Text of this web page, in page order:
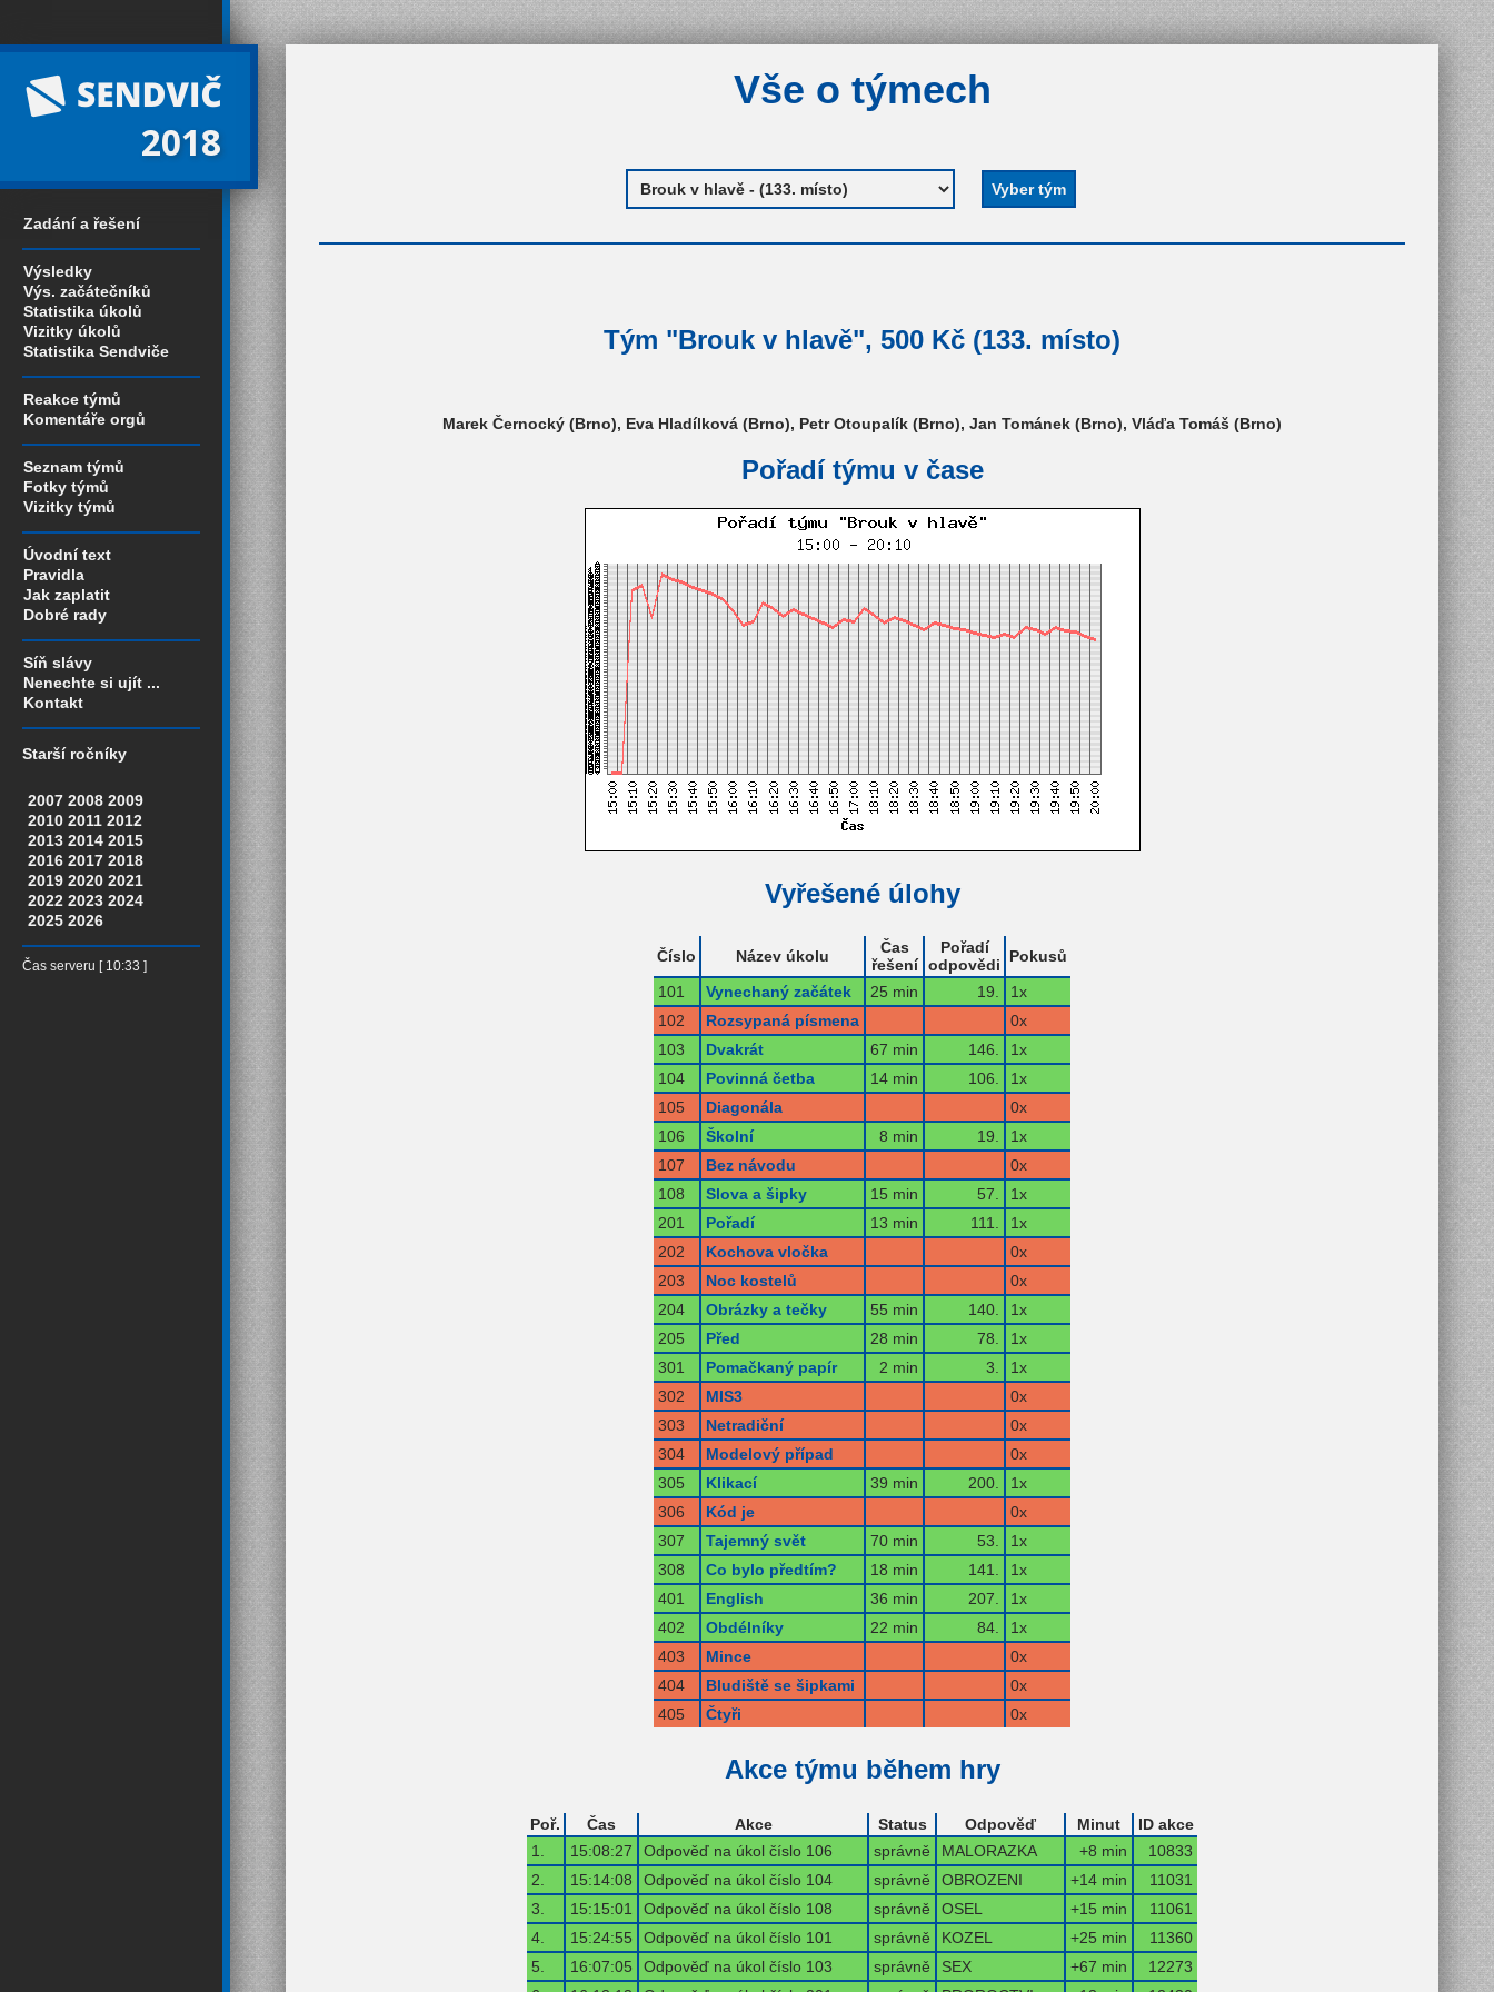
2018
Zadání a řešení
Výsledky
Výs. začátečníků
Statistika úkolů
Vizitky úkolů
Statistika Sendviče
Reakce týmů
Komentáře orgů
Seznam týmů
Fotky týmů
Vizitky týmů
Úvodní text
Pravidla
Jak zaplatit
Dobré rady
Síň slávy
Nenechte si ujít ...
Kontakt
Starší ročníky
2007 2008 2009
2010 2011 2012
2013 2014 2015
2016 2017 2018
2019 2020 2021
2022 2023 2024
2025 2026
Čas serveru [ 10:33 ]
Vše o týmech
Tým "Brouk v hlavě", 500 Kč (133. místo)
Marek Černocký (Brno), Eva Hladílková (Brno), Petr Otoupalík (Brno), Jan Tománek (Brno), Vláďa Tomáš (Brno)
Pořadí týmu v čase
Vyřešené úlohy
Číslo Název úkolu
Čas
řešení
Pořadí
odpovědi
Pokusů
101
Vynechaný začátek 25 min 19.
1x
102
Rozsypaná písmena
0x
103
Dvakrát 67 min 146.
1x
104
Povinná četba 14 min 106.
1x
105
Diagonála
0x
106
Školní 8 min 19.
1x
107
Bez návodu
0x
108
Slova a šipky 15 min 57.
1x
201
Pořadí 13 min 111.
1x
202
Kochova vločka
0x
203
Noc kostelů
0x
204
Obrázky a tečky 55 min 140.
1x
205
Před 28 min 78.
1x
301
Pomačkaný papír 2 min 3.
1x
302
MIS3
0x
303
Netradiční
0x
304
Modelový případ
0x
305
Klikací 39 min 200.
1x
306
Kód je
0x
307
Tajemný svět 70 min 53.
1x
308
Co bylo předtím? 18 min 141.
1x
401
English 36 min 207.
1x
402
Obdélníky 22 min 84.
1x
403
Mince
0x
404
Bludiště se šipkami
0x
405
Čtyři 0x
Akce týmu během hry
Poř. Čas Akce Status Odpověď Minut
ID akce
1.
15:08:27 Odpověď na úkol číslo 106 správně MALORAZKA +8 min
10833
2.
15:14:08 Odpověď na úkol číslo 104 správně OBROZENI +14 min
11031
3.
15:15:01 Odpověď na úkol číslo 108 správně OSEL +15 min
11061
4.
15:24:55 Odpověď na úkol číslo 101 správně KOZEL +25 min
11360
5.
16:07:05 Odpověď na úkol číslo 103 správně SEX +67 min
12273